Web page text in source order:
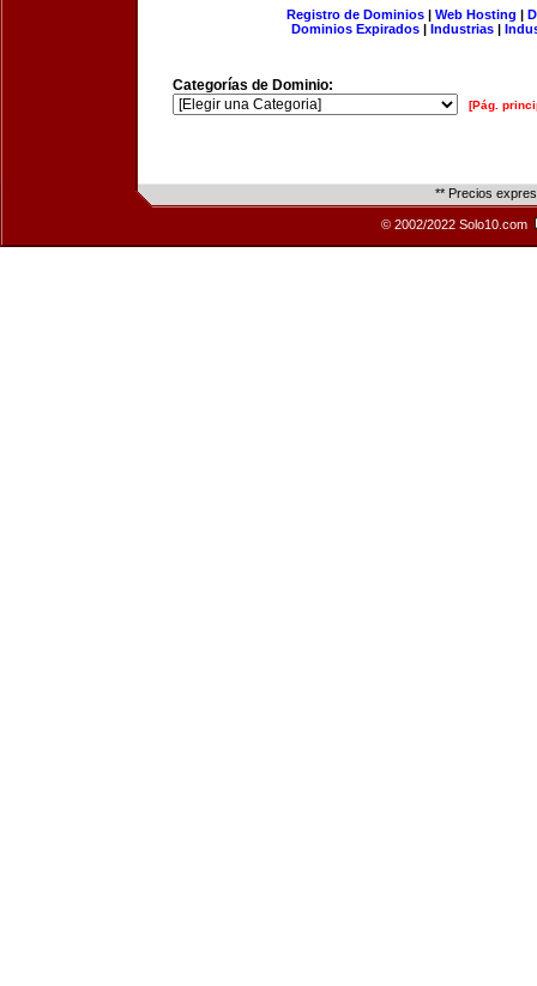
Registro de Dominios| Web Hosting |
Dominios Expirados | Industrias |
Categorías de Dominio:
[Pág.
** Precios
© 2002/2022 Solo10.com